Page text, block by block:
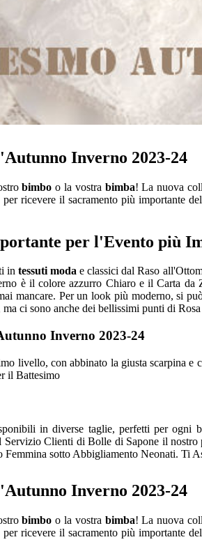
Inverno 2023-24
bimbo o la vostra bimba! La nuova
ricevere il sacramento più importante
per l'Evento più
intessuti moda e classici dal Raso
è il colore azzurro Chiaro e il Carta
mancare. Per un look più moderno, si
ci sono anche dei bellissimi punti di
Inverno 2023-24
livello, con abbinato la giusta scarpina e
il Battesimo
in diverse taglie, perfetti per ogni
Clienti di Bolle di Sapone il
sotto Abbigliamento Neonati. Ti
Inverno 2023-24
bimbo o la vostra bimba! La nuova
ricevere il sacramento più importante